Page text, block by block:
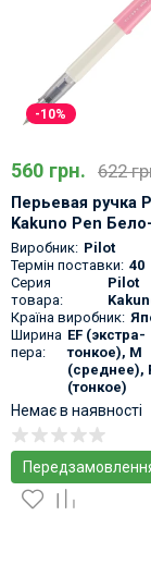
-10%
560 грн. 622
Перьевая ручка
Kakuno Pen Бело-
розовая
Виробник: Pilot
Термін поставки: 40
Серия
товара:
Pilot
Країна виробник:
Ширина
пера:
EF (экстра-
тонкое), M
(среднее),
(тонкое)
Немає в наявності